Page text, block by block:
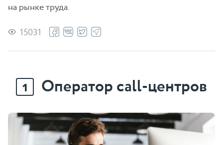
на рынке труда.
15031
1 Оператор call-центров